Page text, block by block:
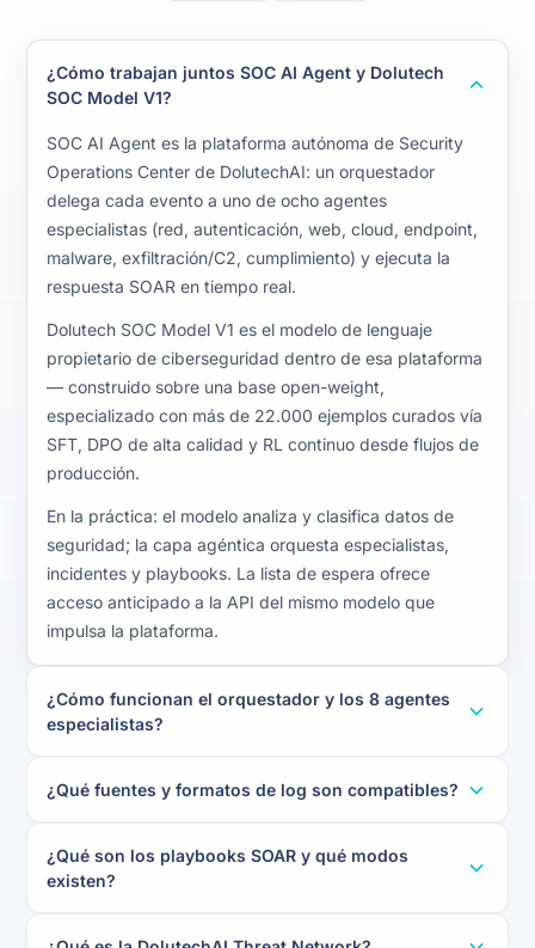
¿Cómo trabajan juntos SOC AI Agent y Dolutech
SOC Model V1?
SOC AI Agent es la plataforma autónoma de Security
Operations Center de DolutechAI: un orquestador
delega cada evento a uno de ocho agentes
especialistas (red, autenticación, web, cloud, endpoint,
malware, exfiltración/C2, cumplimiento) y ejecuta la
respuesta SOAR en tiempo real.
Dolutech SOC Model V1 es el modelo de lenguaje
propietario de ciberseguridad dentro de esa plataforma
— construido sobre una base open-weight,
especializado con más de 22.000 ejemplos curados vía
SFT, DPO de alta calidad y RL continuo desde flujos de
producción.
En la práctica: el modelo analiza y clasifica datos de
seguridad; la capa agéntica orquesta especialistas,
incidentes y playbooks. La lista de espera ofrece
acceso anticipado a la API del mismo modelo que
impulsa la plataforma.
¿Cómo funcionan el orquestador y los 8 agentes
especialistas?
¿Qué fuentes y formatos de log son compatibles?
¿Qué son los playbooks SOAR y qué modos
existen?